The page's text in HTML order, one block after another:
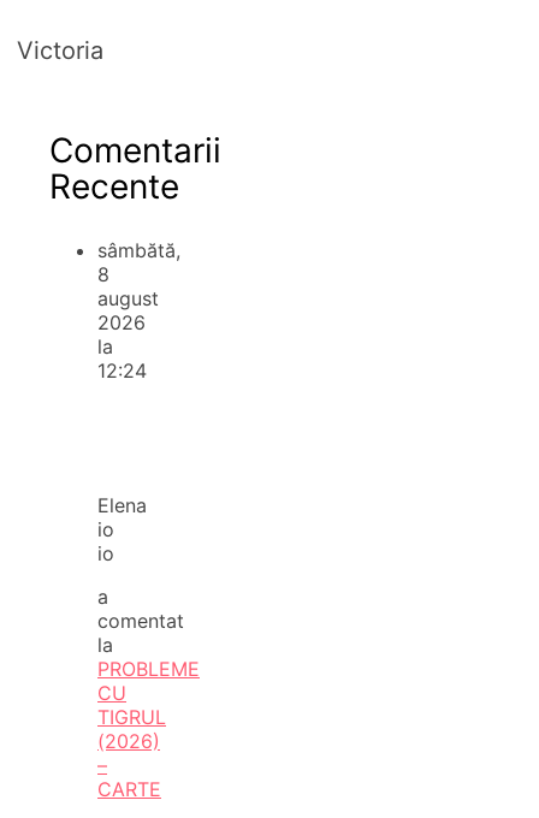
Victoria
Comentarii
Recente
sâmbătă,
8
august
2026
la
12:24
Elena
io
io
a
comentat
la
PROBLEME
CU
TIGRUL
(2026)
–
CARTE